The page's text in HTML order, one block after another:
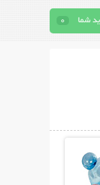
شما 0